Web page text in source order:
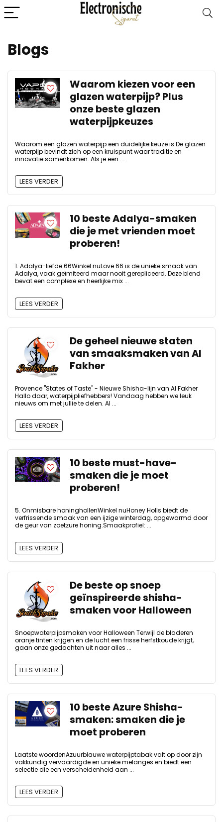
Blogs
Waarom kiezen voor een
glazen waterpijp? Plus
onze beste glazen
waterpijpkeuzes
Waarom een ​​glazen waterpijp een duidelijke keuze is De glazen
waterpijp bevindt zich op een kruispunt waar traditie en
innovatie samenkomen. Als je een ...
LEES VERDER
10 beste Adalya-smaken
die je met vrienden moet
proberen!
1. Adalya-liefde 66Winkel nuLove 66 is de unieke smaak van
Adalya, vaak geïmiteerd maar nooit gerepliceerd. Deze blend
bevat een complexe en heerlijke mix ...
LEES VERDER
De geheel nieuwe staten
van smaaksmaken van Al
Fakher
Provence "States of Taste" - Nieuwe Shisha-lijn van Al Fakher
Hallo daar, waterpijpliefhebbers! Vandaag hebben we leuk
nieuws om met jullie te delen. Al ...
LEES VERDER
10 beste must-have-
smaken die je moet
proberen!
5. Onmisbare honinghollenWinkel nuHoney Holls biedt de
verfrissende smaak van een ijzige winterdag, opgewarmd door
de geur van zoetzure honing.Smaakprofiel: ...
LEES VERDER
De beste op snoep
geïnspireerde shisha-
smaken voor Halloween
Snoepwaterpijpsmaken voor Halloween Terwijl de bladeren
oranje tinten krijgen en de lucht een frisse herfstkoude krijgt,
gaan onze gedachten uit naar alles ...
LEES VERDER
10 beste Azure Shisha-
smaken: smaken die je
moet proberen
Laatste woordenAzuurblauwe waterpijptabak valt op door zijn
vakkundig vervaardigde en unieke melanges en biedt een
selectie die een verscheidenheid aan ...
LEES VERDER